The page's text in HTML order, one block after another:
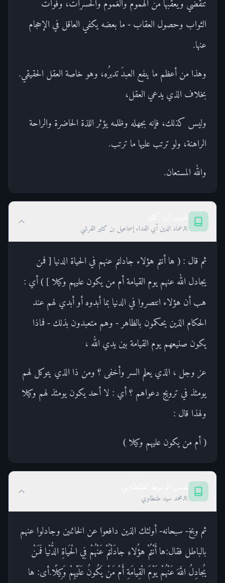
تنقضي ويعقبها من الهموم والغموم والحسرات، وفوات
الثواب وحصول العقاب - ما بعضه يكفي العاقل في الإحجام
عنها.
وهذا من أعظم ما ينفع العبدَ تدبرُه، وهو خاصة العقل الحقيقي.
بخلاف الذي يدعي العقل،
وليس كذلك، فإنه بجهله وظلمه يؤثر اللذة الحاضرة والراحة
الراهنة، ولو ترتب عليها ما ترتب.
والله المستعان.
عماد الدين أبي الفداء إسماعيل بن كثير القرشي
ثم قال : ( ها أنتم هؤلاء جادلتم عنهم في الحياة الدنيا [ فمن
يجادل الله عنهم يوم القيامة أم من يكون عليهم وكيلا ] ) أي :
هب أن هؤلاء انتصروا في الدنيا بما أبدوه أو أبدي لهم عند
الحكام الذين يحكمون بالظاهر - وهم متعبدون بذلك - فماذا
يكون صنيعهم يوم القيامة بين يدي الله ،
عز وجل ، الذي يعلم السر وأخفى ؟ ومن ذا الذي يتوكل لهم
يومئذ في ترويج دعواهم ؟ أي : لا أحد يكون يومئذ لهم وكيلا
ولهذا قال :
( أم من يكون عليهم وكيلا )
محمد سيد طنطاوي
ثم وبخ- سبحانه- أولئك الذين دافعوا عن الخائنين وجادلوا عنهم
بالباطل فقال:ها أَنْتُمْ هؤُلاءِ جادَلْتُمْ عَنْهُمْ فِي الْحَياةِ الدُّنْيا فَمَنْ
يُجادِلُ اللَّهَ عَنْهُمْ يَوْمَ الْقِيامَةِ أَمْ مَنْ يَكُونُ عَلَيْهِمْ وَكِيلًا.أى: ها